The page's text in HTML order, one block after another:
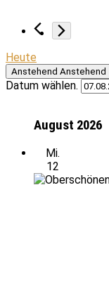
Heute
Anstehend Anstehend
Datum wählen.
August 2026
Mi.
12